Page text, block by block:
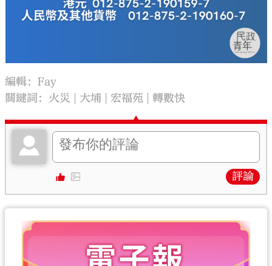
編輯：Fay
關鍵詞： 火災 大埔 宏福苑 轉數快
評論